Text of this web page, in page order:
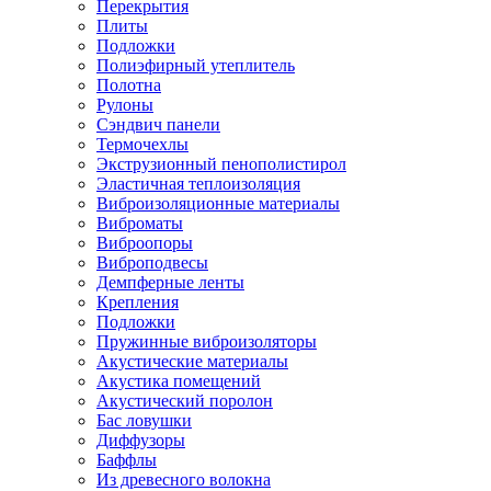
Перекрытия
Плиты
Подложки
Полиэфирный утеплитель
Полотна
Рулоны
Сэндвич панели
Термочехлы
Экструзионный пенополистирол
Эластичная теплоизоляция
Виброизоляционные материалы
Виброматы
Виброопоры
Виброподвесы
Демпферные ленты
Крепления
Подложки
Пружинные виброизоляторы
Акустические материалы
Акустика помещений
Акустический поролон
Бас ловушки
Диффузоры
Баффлы
Из древесного волокна